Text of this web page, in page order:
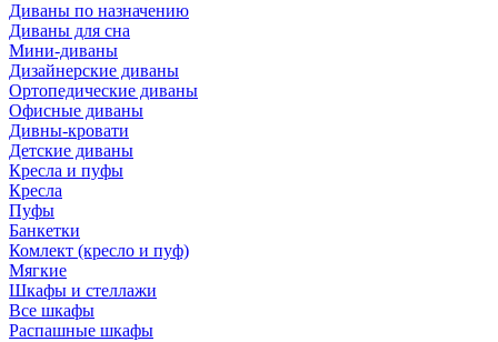
Диваны по назначению
Диваны для сна
Мини-диваны
Дизайнерские диваны
Ортопедические диваны
Офисные диваны
Дивны-кровати
Детские диваны
Кресла и пуфы
Кресла
Пуфы
Банкетки
Комлект (кресло и пуф)
Мягкие
Шкафы и стеллажи
Все шкафы
Распашные шкафы